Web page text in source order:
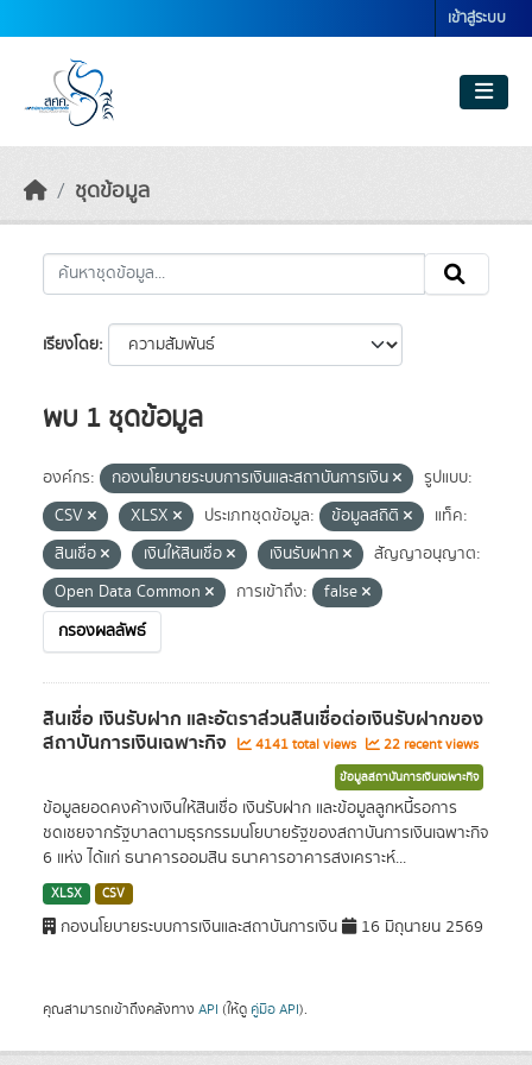
เข้าสู่ระบบ
ชุดข้อมูล
เรียงโดย
พบ 1 ชุดข้อมูล
องค์กร: กองนโยบายระบบการเงินและสถาบันการเงิน
รูปแบบ:
CSV
XLSX ประเภทชุดข้อมูล: ข้อมูลสถิติ
แท็ค:
สินเชื่อ
เงินให้สินเชื่อ เงินรับฝาก
สัญญาอนุญาต:
Open Data Common
การเข้าถึง:
false
กรองผลลัพธ์
สินเชื่อ เงินรับฝาก และอัตราส่วนสินเชื่อต่อเงินรับฝากของ
สถาบันการเงินเฉพาะกิจ 4141 total views 22 recent views
ข้อมูลสถาบันการเงินเฉพาะกิจ
ข้อมูลยอดคงค้างเงินให้สินเชื่อ เงินรับฝาก และข้อมูลลูกหนี้รอการ
ชดเชยจากรัฐบาลตามธุรกรรมนโยบายรัฐของสถาบันการเงินเฉพาะกิจ
6 แห่ง ได้แก่ ธนาคารออมสิน ธนาคารอาคารสงเคราะห์...
XLSX CSV
กองนโยบายระบบการเงินและสถาบันการเงิน 16 มิถุนายน 2569
คุณสามารถเข้าถึงคลังทาง API (ให้ดู คู่มือ API).